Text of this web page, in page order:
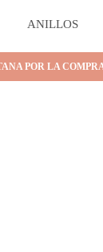
ANILLOS
POR LA